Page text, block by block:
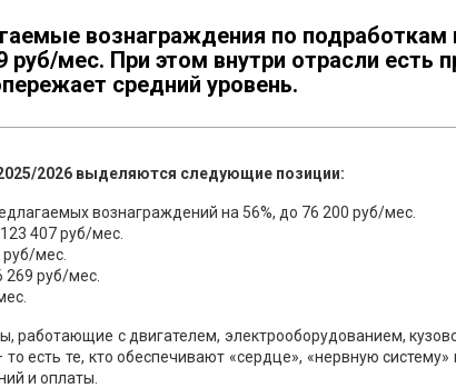
вознаграждения по подработкам
руб/мес. При этом внутри отрасли есть
средний уровень.
2026 выделяются следующие позиции:
вознаграждений на 56%, до 76 200 руб/мес.
407 руб/мес.
руб/мес.
269 руб/мес.
работающие с двигателем, электрооборудованием,
есть те, кто обеспечивают «сердце», «нервную
и оплаты.